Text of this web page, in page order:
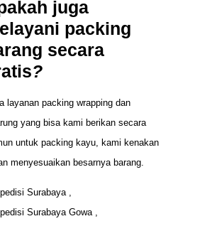
juga
packing
secara
?
layanan packing wrapping dan
yang bisa kami berikan secara
untuk packing kayu, kami kenakan
menyesuaikan besarnya barang.
Surabaya ,
Surabaya Gowa ,